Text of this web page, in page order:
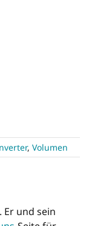
, Volumen
Er und sein